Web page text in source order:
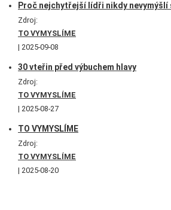
Proč nejchytřejší lídři nikdy nevymýšlí
Zdroj:
TO VYMYSLÍME
2025-09-08
30 vteřin před výbuchem hlavy
Zdroj:
TO VYMYSLÍME
2025-08-27
TO VYMYSLÍME
Zdroj:
TO VYMYSLÍME
2025-08-20